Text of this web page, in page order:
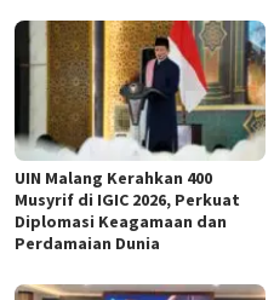
UIN Malang Kerahkan 400
Musyrif di IGIC 2026, Perkuat
Diplomasi Keagamaan dan
Perdamaian Dunia